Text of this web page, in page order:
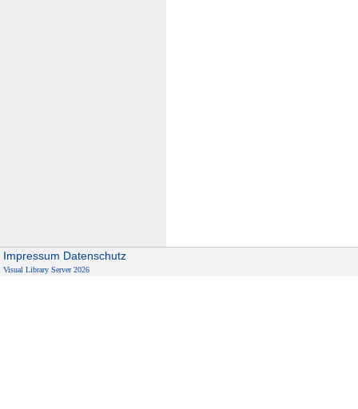
Impressum Datenschutz
Visual Library Server 2026